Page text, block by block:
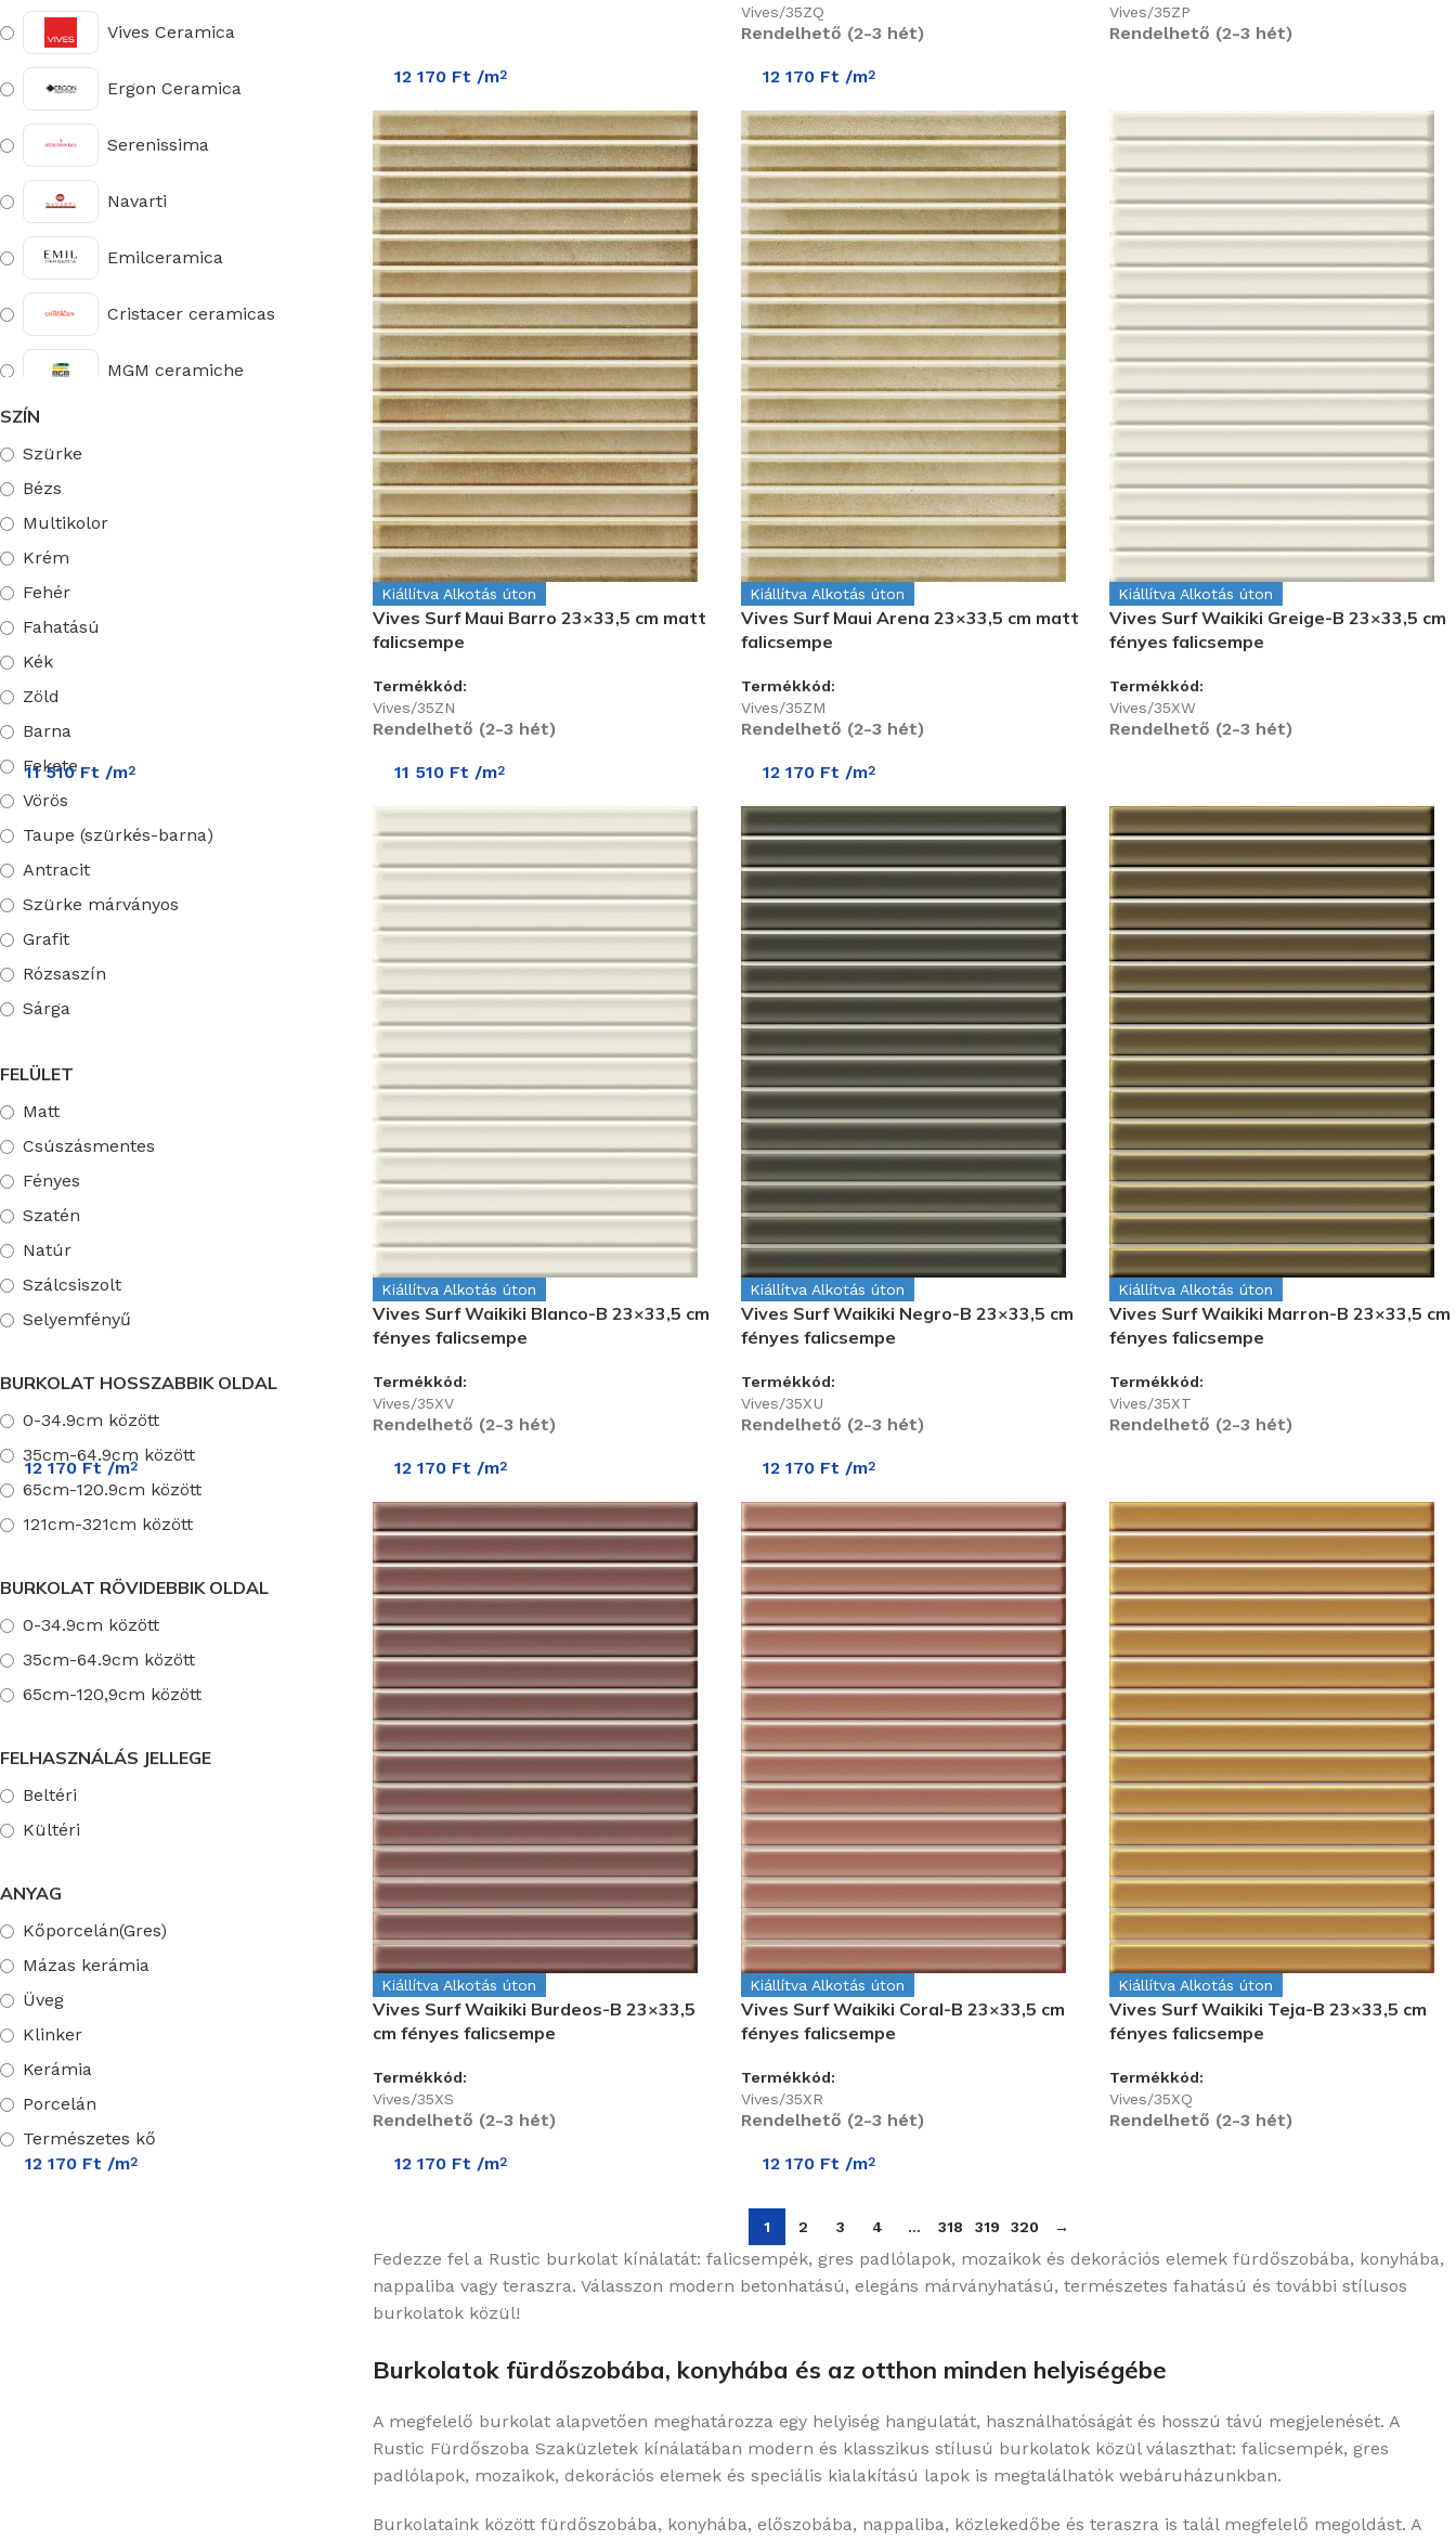
Vives Ceramica
Ergon Ceramica
Serenissima
Navarti
Emilceramica
Cristacer ceramicas
MGM ceramiche
Egyéb
Mosaic AITA
Gaya
Alfa Ceramica
Equipe
Dualgres
Ceramicas Cleopatra
Viva Ceramica
Trialceramica
SZÍN
Szürke
Bézs
Multikolor
Krém
Fehér
Fahatású
Kék
Zöld
Barna
Fekete
Vörös
Taupe (szürkés-barna)
Antracit
Szürke márványos
Grafit
Rózsaszín
Sárga
Bordó
Törtfehér
Türkiz
Narancssárga
Piros
Ezüst
Tégla Vörös
Lila
Réz
Bronz
FELÜLET
Matt
Csúszásmentes
Fényes
Szatén
Natúr
Szálcsiszolt
Selyemfényű
BURKOLAT HOSSZABBIK OLDAL
0-34.9cm között
35cm-64.9cm között
65cm-120.9cm között
121cm-321cm között
BURKOLAT RÖVIDEBBIK OLDAL
0-34.9cm között
35cm-64.9cm között
65cm-120,9cm között
FELHASZNÁLÁS JELLEGE
Beltéri
Kültéri
ANYAG
Kőporcelán(Gres)
Mázas kerámia
Üveg
Klinker
Kerámia
Porcelán
Természetes kő
Vives/35ZQ
Rendelhető (2-3 hét)
12 170 Ft /m2
Vives/35ZP
Rendelhető (2-3 hét)
12 170 Ft /m2
Kiállítva Alkotás úton
Vives Surf Maui Barro 23×33,5 cm matt
falicsempe
Termékkód:
Vives/35ZN
Rendelhető (2-3 hét)
11 510 Ft /m2
Kiállítva Alkotás úton
Vives Surf Maui Arena 23×33,5 cm matt
falicsempe
Termékkód:
Vives/35ZM
Rendelhető (2-3 hét)
11 510 Ft /m2
Kiállítva Alkotás úton
Vives Surf Waikiki Greige-B 23×33,5 cm
fényes falicsempe
Termékkód:
Vives/35XW
Rendelhető (2-3 hét)
12 170 Ft /m2
Kiállítva Alkotás úton
Vives Surf Waikiki Blanco-B 23×33,5 cm
fényes falicsempe
Termékkód:
Vives/35XV
Rendelhető (2-3 hét)
12 170Ft /m2
Kiállítva Alkotás úton
Vives Surf Waikiki Negro-B 23×33,5 cm
fényes falicsempe
Termékkód:
Vives/35XU
Rendelhető (2-3 hét)
12 170 Ft /m2
Kiállítva Alkotás úton
Vives Surf Waikiki Marron-B 23×33,5 cm
fényes falicsempe
Termékkód:
Vives/35XT
Rendelhető (2-3 hét)
12 170 Ft /m2
Kiállítva Alkotás úton
Vives Surf Waikiki Burdeos-B 23×33,5
cm fényes falicsempe
Termékkód:
Vives/35XS
Rendelhető (2-3 hét)
12 170 Ft /m2
Kiállítva Alkotás úton
Vives Surf Waikiki Coral-B 23×33,5 cm
fényes falicsempe
Termékkód:
Vives/35XR
Rendelhető (2-3 hét)
12 170 Ft /m2
Kiállítva Alkotás úton
Vives Surf Waikiki Teja-B 23×33,5 cm
fényes falicsempe
Termékkód:
Vives/35XQ
Rendelhető (2-3 hét)
12 170 Ft /m2
1 2 3 4 … 318 319 320 →
Fedezze fel a Rustic burkolat kínálatát: falicsempék, gres padlólapok, mozaikok és dekorációs elemek fürdőszobába, konyhába,
nappaliba vagy teraszra. Válasszon modern betonhatású, elegáns márványhatású, természetes fahatású és további stílusos
burkolatok közül!
Burkolatok fürdőszobába, konyhába és az otthon minden helyiségébe
A megfelelő burkolat alapvetően meghatározza egy helyiség hangulatát, használhatóságát és hosszú távú megjelenését. A
Rustic Fürdőszoba Szaküzletek kínálatában modern és klasszikus stílusú burkolatok közül választhat: falicsempék, gres
padlólapok, mozaikok, dekorációs elemek és speciális kialakítású lapok is megtalálhatók webáruházunkban.
Burkolataink között fürdőszobába, konyhába, előszobába, nappaliba, közlekedőbe és teraszra is talál megfelelő megoldást. A